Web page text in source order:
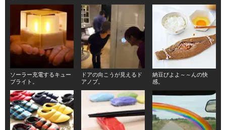
ソーラー充電するキュー
ブライト。
ドアの向こうが見えるド
アノブ。
納豆びよよ～～んの快
感。